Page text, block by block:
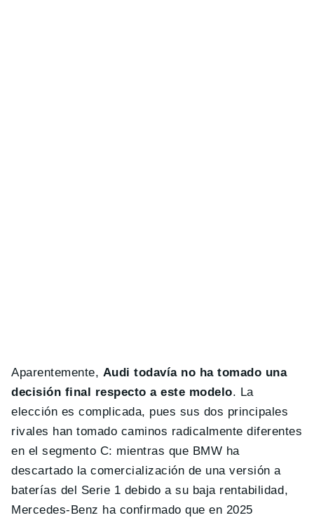
Aparentemente, Audi todavía no ha tomado una
decisión final respecto a este modelo. La
elección es complicada, pues sus dos principales
rivales han tomado caminos radicalmente diferentes
en el segmento C: mientras que BMW ha
descartado la comercialización de una versión a
baterías del Serie 1 debido a su baja rentabilidad,
Mercedes-Benz ha confirmado que en 2025